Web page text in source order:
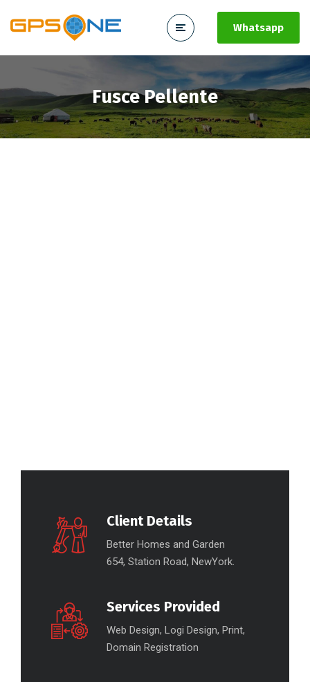
Whatsapp
Fusce Pellente
Client Details
Better Homes and Garden
654, Station Road, NewYork.
Services Provided
Web Design, Logi Design, Print,
Domain Registration